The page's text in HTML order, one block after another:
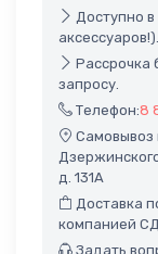
Доступно
аксессуаров!).
Рассрочка
запросу.
Телефон:8
Самовывоз
д. 131А
Доставка
компанией
Задать